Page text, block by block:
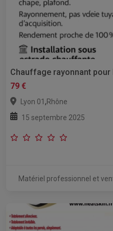
Chauffage rayonnant
79 €
Lyon 01 ,Rhône
15 septembre 2025
Matériel professionnel et